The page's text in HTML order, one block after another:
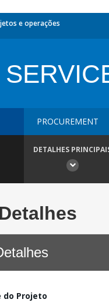
e operações
PROCUREMENT
DETALHES
do Projeto